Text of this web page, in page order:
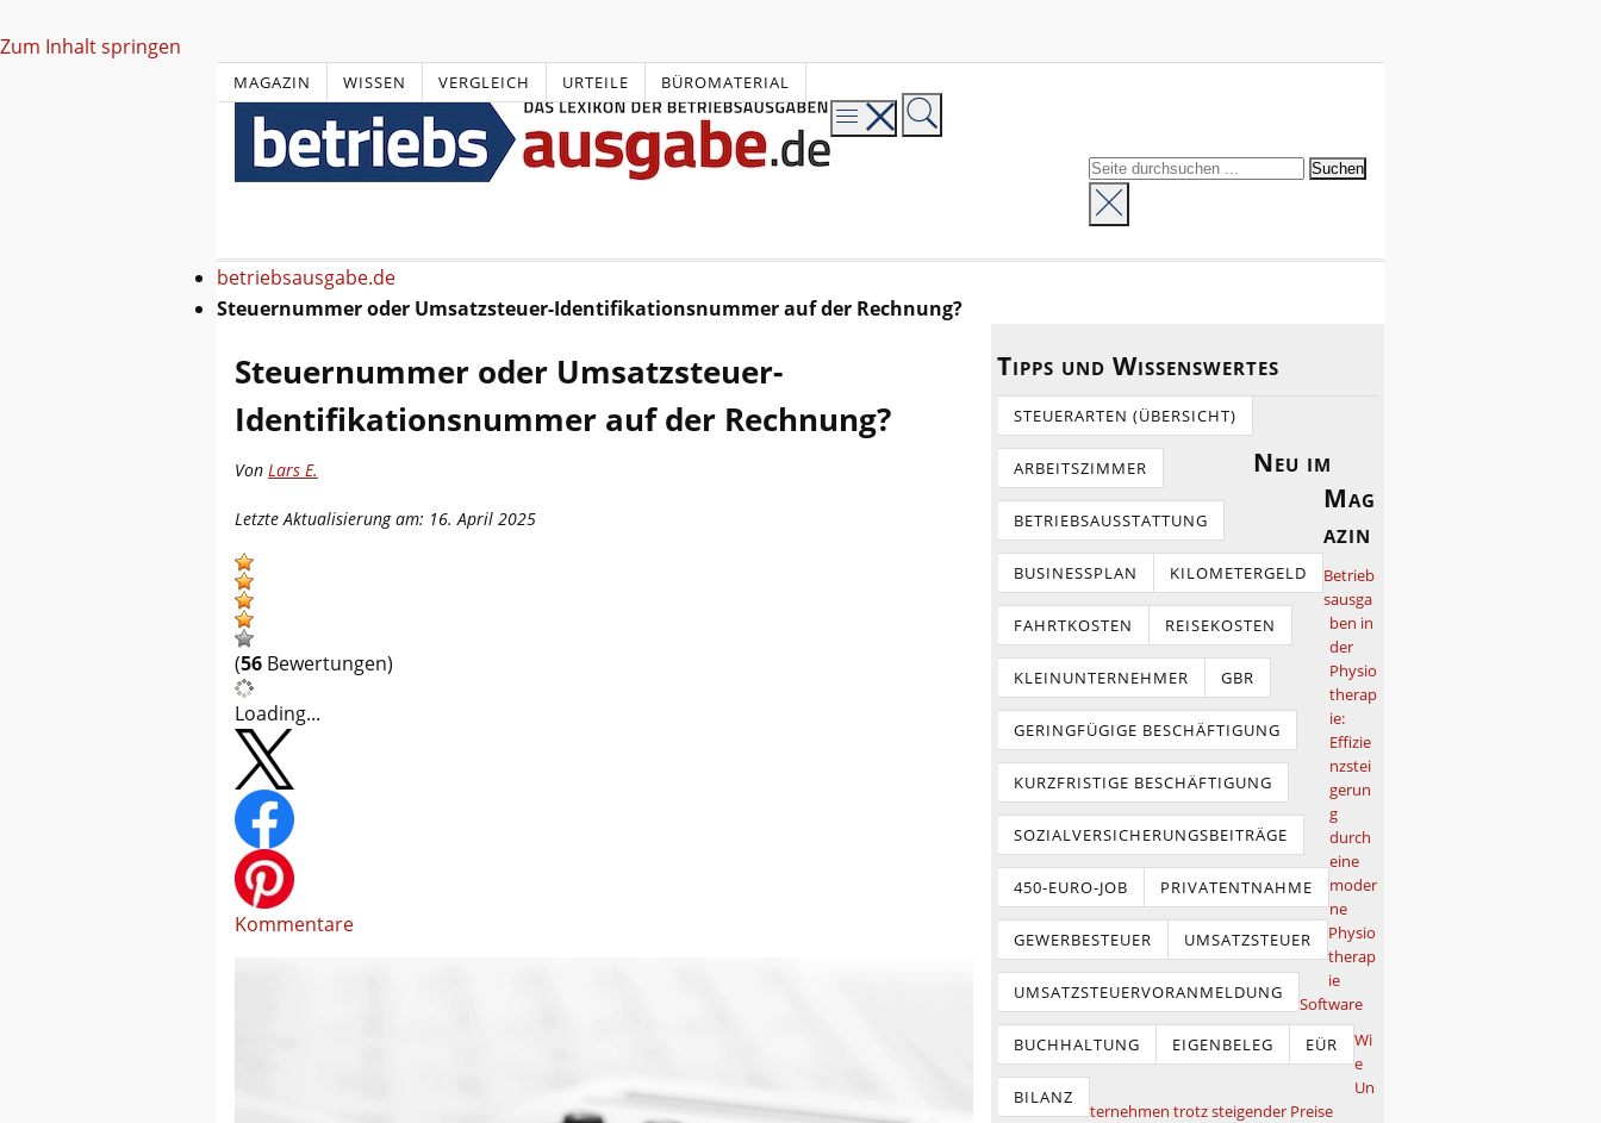
Zum Inhalt springen
MAGAZIN WISSEN VERGLEICH URTEILE BÜROMATERIAL
betriebsausgabe.de
Steuernummer oder Umsatzsteuer-Identifikationsnummer auf der Rechnung?
Steuernummer oder Umsatzsteuer-
Identifikationsnummer auf der Rechnung?
Von Lars E.
Letzte Aktualisierung am: 16. April 2025
(56 Bewertungen)
Loading...
Kommentare
Tipps und Wissenswertes
STEUERARTEN (ÜBERSICHT)
ARBEITSZIMMER
BETRIEBSAUSSTATTUNG
BUSINESSPLAN KILOMETERGELD
FAHRTKOSTEN REISEKOSTEN
KLEINUNTERNEHMER GBR
GERINGFÜGIGE BESCHÄFTIGUNG
KURZFRISTIGE BESCHÄFTIGUNG
SOZIALVERSICHERUNGSBEITRÄGE
450-EURO-JOB PRIVATENTNAHME
GEWERBESTEUER UMSATZSTEUER
UMSATZSTEUERVORANMELDUNG
BUCHHALTUNG EIGENBELEG EÜR
BILANZ
Neu im
Mag
azin
Betrieb
sausga
ben in
der
Physio
therap
ie:
Effizie
nzstei
gerun
g
durch
eine
moder
ne
Physio
therap
ie
Software
Wi
e
Un
ternehmen trotz steigender Preise